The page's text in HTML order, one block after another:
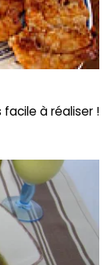
à réaliser !